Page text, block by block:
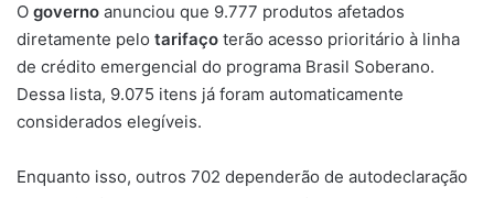
O governo anunciou que 9.777 produtos afetados
diretamente pelo tarifaço terão acesso prioritário à linha
de crédito emergencial do programa Brasil Soberano.
Dessa lista, 9.075 itens já foram automaticamente
considerados elegíveis.
Enquanto isso, outros 702 dependerão de autodeclaração